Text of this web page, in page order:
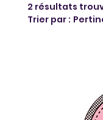
2 résultats
Trier par :